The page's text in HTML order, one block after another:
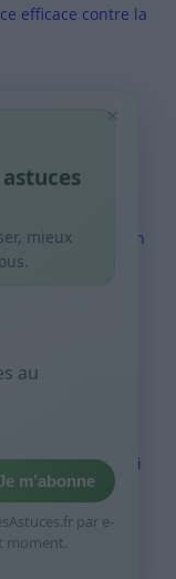
efficace contre la
simple +
économiser en
rapide pour
de paie
est-ce utile et quoi
×
mieux
au
m’abonne
par e-
moment.